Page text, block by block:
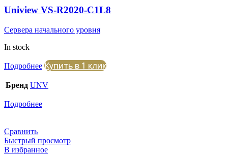
Uniview VS-R2020-C1L8
Сервера начального уровня
In stock
Подробнее Купить в 1 клик
Бренд UNV
Подробнее
Сравнить
Быстрый просмотр
В избранное